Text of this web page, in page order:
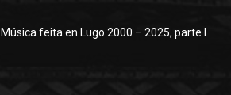
Música feita en Lugo 2000 – 2025, parte I